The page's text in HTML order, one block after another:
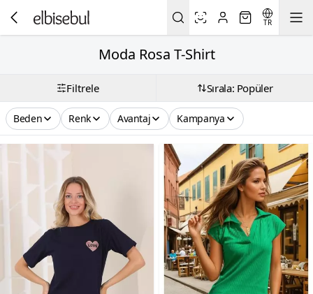
TR
Moda Rosa T-Shirt
Filtrele Sırala: Popüler
Beden Renk Avantaj Kampanya